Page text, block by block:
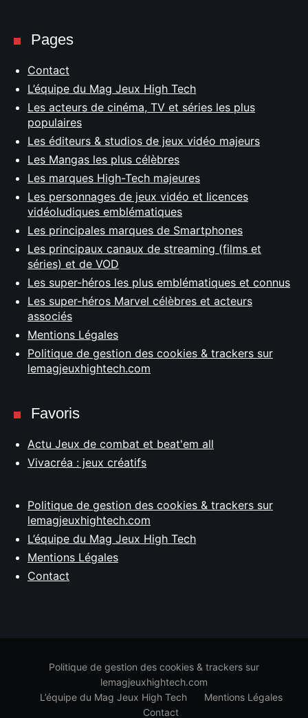
Pages
Contact
L’équipe du Mag Jeux High Tech
Les acteurs de cinéma, TV et séries les plus
populaires
Les éditeurs & studios de jeux vidéo majeurs
Les Mangas les plus célèbres
Les marques High-Tech majeures
Les personnages de jeux vidéo et licences
vidéoludiques emblématiques
Les principales marques de Smartphones
Les principaux canaux de streaming (films et
séries) et de VOD
Les super-héros les plus emblématiques et connus
Les super-héros Marvel célèbres et acteurs
associés
Mentions Légales
Politique de gestion des cookies & trackers sur
lemagjeuxhightech.com
Favoris
Actu Jeux de combat et beat'em all
Vivacréa : jeux créatifs
Politique de gestion des cookies & trackers sur
lemagjeuxhightech.com
L’équipe du Mag Jeux High Tech
Mentions Légales
Contact
Politique de gestion des cookies & trackers sur
lemagjeuxhightech.com
L’équipe du Mag Jeux High Tech
Mentions Légales
Contact